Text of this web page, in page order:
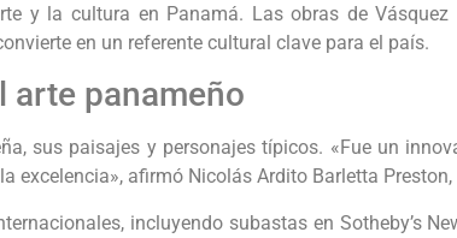
y la cultura en Panamá. Las obras de
en un referente cultural clave para el país.
arte panameño
sus paisajes y personajes típicos. «Fue un
excelencia», afirmó Nicolás Ardito Barletta
incluyendo subastas en Sotheby’s